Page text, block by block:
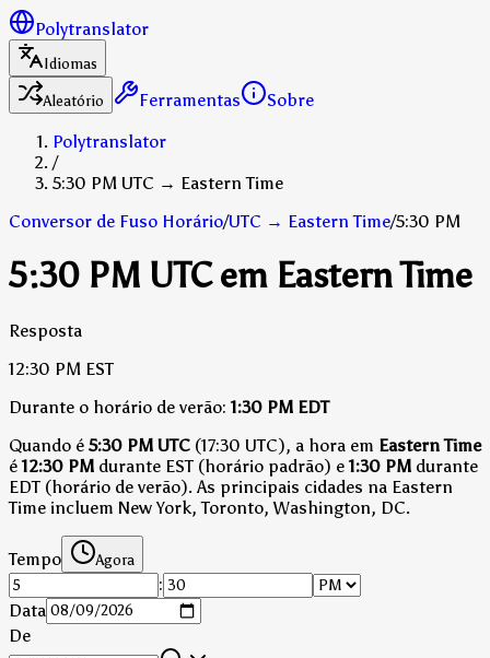
Polytranslator
Idiomas
Aleatório
Ferramentas
Sobre
Polytranslator
/
5:30 PM UTC → Eastern Time
Conversor de Fuso Horário/UTC → Eastern Time/5:30 PM
5:30 PM UTC em Eastern Time
Resposta
12:30 PM EST
Durante o horário de verão: 1:30 PM EDT
Quando é 5:30 PM UTC (17:30 UTC), a hora em Eastern Time
é12:30 PM durante EST (horário padrão) e1:30 PM durante
EDT (horário de verão). As principais cidades na Eastern
Time incluem New York, Toronto, Washington, DC.
Tempo Agora
:
Data
De